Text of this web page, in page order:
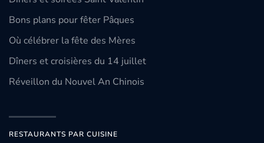
Bons plans pour fêter Pâques
Où célébrer la fête des Mères
Dîners et croisières du 14 juillet
Réveillon du Nouvel An Chinois
RESTAURANTS PAR CUISINE